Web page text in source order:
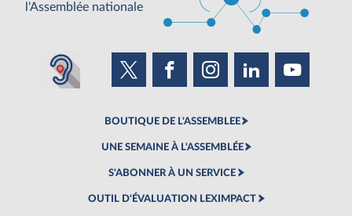
l'Assemblée nationale
BOUTIQUE DE L'ASSEMBLEE
UNE SEMAINE À L'ASSEMBLÉE
S'ABONNER À UN SERVICE
OUTIL D'ÉVALUATION LEXIMPACT